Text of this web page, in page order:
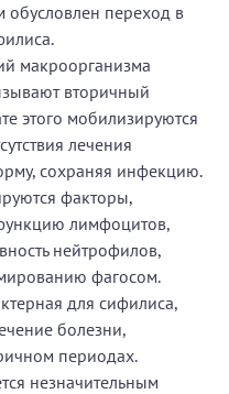
обусловлен переход в
макроорганизма
вторичный
этого мобилизируются
лечения
сохраняя инфекцию.
факторы,
лимфоцитов,
нейтрофилов,
фагосом.
для сифилиса,
болезни,
периодах.
незначительным